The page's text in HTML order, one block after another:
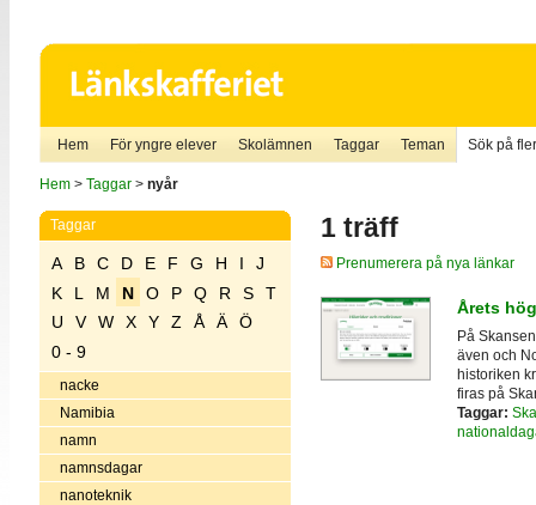
Hem För yngre elever Skolämnen Taggar Teman Sök på
Hem> Taggar> nyår
Taggar
A B C D E F G H I
J
K
L M N O P Q R S
T
U
V W X Y Z Å Ä
Ö
0 - 9
nacke
Namibia
namn
namnsdagar
nanoteknik
1 träff
Prenumerera på nya länkar
Årets
På
även och
historiken
firas på
Taggar: